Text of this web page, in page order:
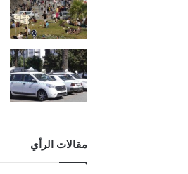
مقالات الرأي